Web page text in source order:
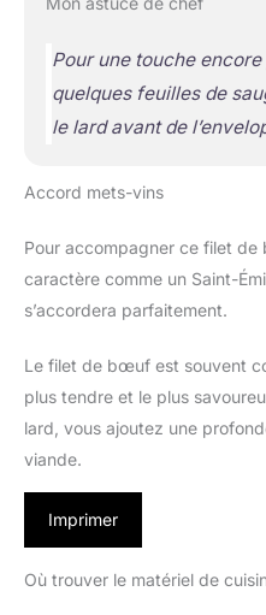
Pour une touche
quelques feuilles de
le lard avant de
Accord mets-vins
Pour accompagner ce filet
caractère comme un Saint-
s’accordera parfaitement.
Le filet de bœuf est souvent
plus tendre et le plus
lard, vous ajoutez une
viande.
Imprimer
Où trouver le matériel de